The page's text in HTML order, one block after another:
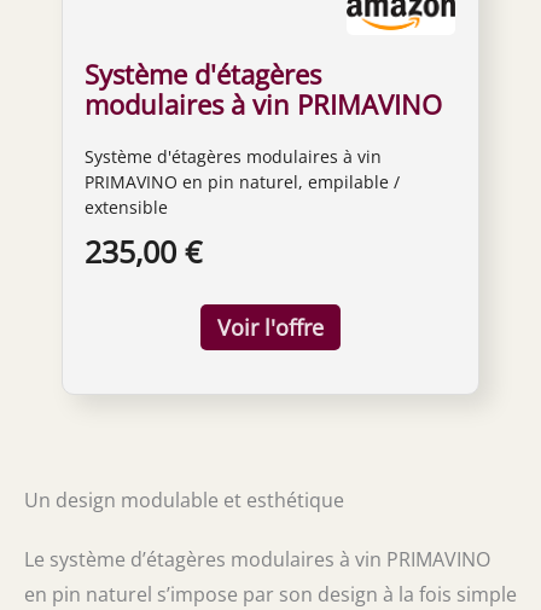
Système d'étagères
modulaires à vin PRIMAVINO
empilable/extensible
Système d'étagères modulaires à vin
PRIMAVINO en pin naturel, empilable /
extensible
235,00 €
Un design modulable et esthétique
Le système d’étagères modulaires à vin PRIMAVINO
en pin naturel s’impose par son design à la fois simple